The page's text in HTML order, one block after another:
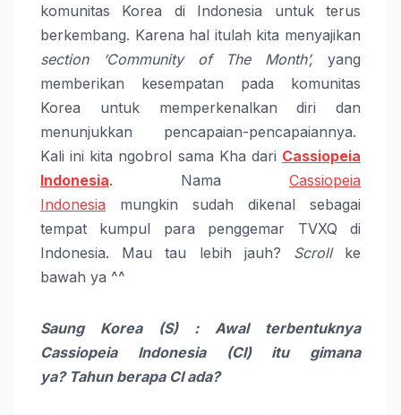
komunitas Korea di Indonesia untuk terus
berkembang. Karena hal itulah kita menyajikan
section
‘Community of The Month’,yang
memberikan kesempatan pada komunitas
Korea untuk memperkenalkan diri dan
menunjukkan pencapaian-pencapaiannya.
Kali ini kita ngobrol sama Kha dari Cassiopeia
Indonesia. Nama Cassiopeia
Indonesia mungkin sudah dikenal sebagai
tempat kumpul para penggemar TVXQ di
Indonesia. Mau tau lebih jauh? Scrollke
bawah ya ^^
Saung Korea (S) : Awal terbentuknya
Cassiopeia Indonesia (CI) itu gimana
ya? Tahun berapa CI ada?